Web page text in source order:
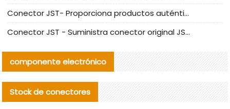
Conector JST- Proporciona productos auténticos y alternativos del conector JST NSHR-02V-S
Conector JST - Suministra conector original JST GHR-09V-S | productos alternativos
componente electrónico
Stock de conectores